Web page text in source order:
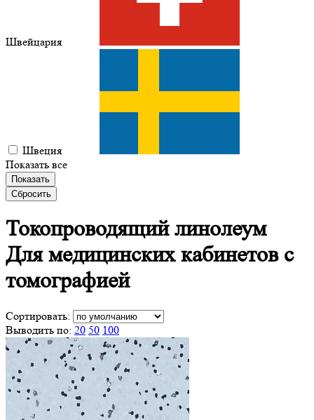
Швейцария
Швеция
Показать все
Показать
Сбросить
Токопроводящий линолеум
Длямедицинских кабинетов с
томографией
Сортировать:
Выводить по: 20 50 100